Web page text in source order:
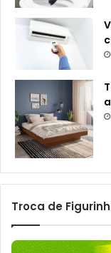
Troca de